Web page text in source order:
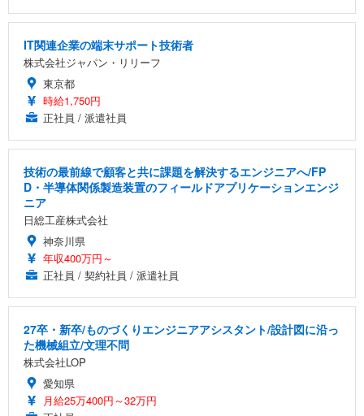
IT関連企業の端末サポート技術者
株式会社ジャパン・リリーフ
東京都
時給1,750円
正社員 / 派遣社員
技術の最前線で顧客と共に課題を解決するエンジニアへ/FP
D・半導体関係製造装置のフィールドアプリケーションエンジ
ニア
日総工産株式会社
神奈川県
年収400万円～
正社員 / 契約社員 / 派遣社員
27卒・新卒/ものづくりエンジニアアシスタント/設計図に沿っ
た機械組立/文理不問
株式会社LOP
愛知県
月給25万400円～32万円